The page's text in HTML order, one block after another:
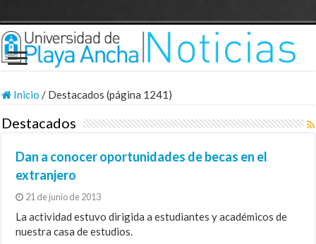
Inicio / Destacados (página 1241)
Destacados
Dan a conocer oportunidades de becas en el
extranjero
21 de junio de 2013
La actividad estuvo dirigida a estudiantes y académicos de
nuestra casa de estudios.